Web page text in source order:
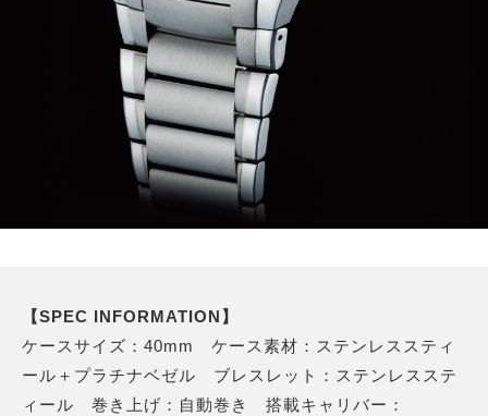
【SPEC INFORMATION】
ケースサイズ：40mm ケース素材：ステンレススティ
ール＋プラチナベゼル ブレスレット：ステンレスステ
ィール 巻き上げ：自動巻き 搭載キャリバー：